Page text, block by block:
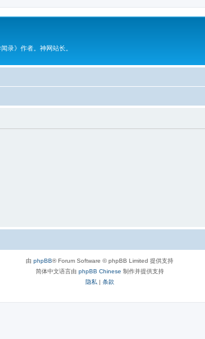
录》作者。神网站长。
由 phpBB® Forum Software © phpBB Limited 提供支持
简体中文语言由 phpBB Chinese 制作并提供支持
隐私 | 条款